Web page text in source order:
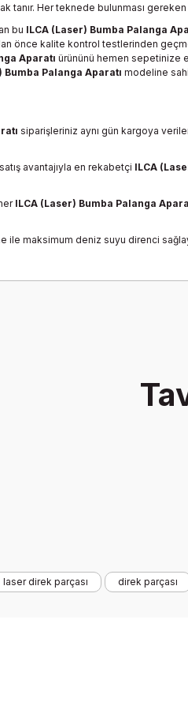
tanır. Her teknede bulunması gereken
bu ILCA (Laser) Bumba Palanga
önce kalite kontrol testlerinden
Aparatı ürününü hemen sepetinize
Bumba Palanga Aparatı modeline
siparişleriniz aynı gün kargoya
avantajıyla en rekabetçi ILCA
ILCA (Laser) Bumba Palanga
ile maksimum deniz suyu direnci
laser direk parçası direk parçası